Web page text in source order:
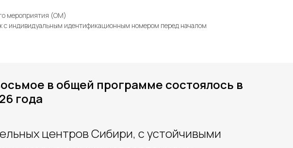
мероприятия (ОМ)
с индивидуальным идентификационным номером перед началом
в общей программе состоялось в
года
центров Сибири, с устойчивыми